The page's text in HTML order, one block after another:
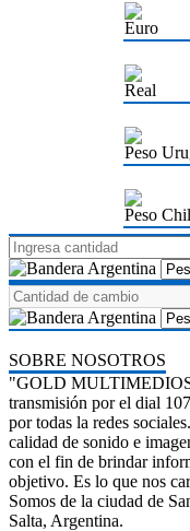
Euro
Real
Peso
Peso
SOBRE NOSOTROS
"GOLD MULTIMEDIOS
transmisión por el dial
por todas la redes
calidad de sonido e
con el fin de brindar
objetivo. Es lo que nos
Somos de la ciudad de
Salta, Argentina.